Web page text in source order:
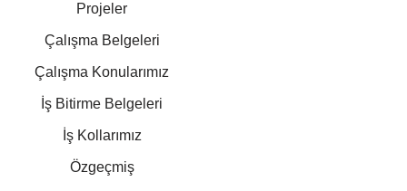
Tesisatları
Kazan Dairesi Tesisatları
Kat Kaloriferi Tesisatları
Doğalgaz Tesisatları
Otomasyon Sistem
Kurulumları
Mekanik Tesisat Taahhüt,
Projeler
Çalışma Belgeleri
Çalışma Konularımız
İş Bitirme Belgeleri
İş Kollarımız
Özgeçmiş